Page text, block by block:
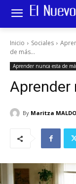
Inicio Sociales
de más...
Aprender nunca esta de
Aprender
By Maritza